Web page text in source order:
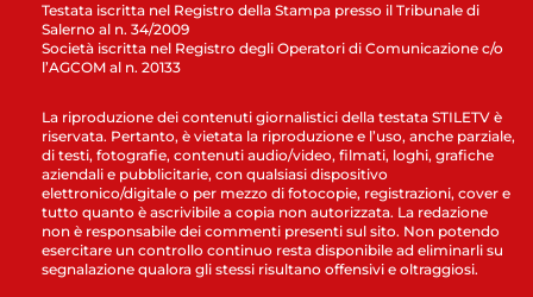
Testata iscritta nel Registro della Stampa presso il Tribunale di
Salerno al n. 34/2009
Società iscritta nel Registro degli Operatori di Comunicazione c/o
l’AGCOM al n. 20133
La riproduzione dei contenuti giornalistici della testata STILETV è
riservata. Pertanto, è vietata la riproduzione e l’uso, anche parziale,
di testi, fotografie, contenuti audio/video, filmati, loghi, grafiche
aziendali e pubblicitarie, con qualsiasi dispositivo
elettronico/digitale o per mezzo di fotocopie, registrazioni, cover e
tutto quanto è ascrivibile a copia non autorizzata. La redazione
non è responsabile dei commenti presenti sul sito. Non potendo
esercitare un controllo continuo resta disponibile ad eliminarli su
segnalazione qualora gli stessi risultano offensivi e oltraggiosi.